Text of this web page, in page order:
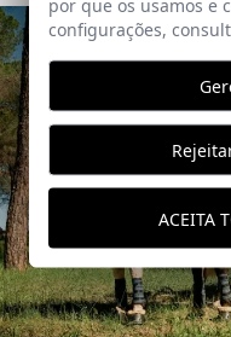
por que os usamos e
configurações,
ACEITA